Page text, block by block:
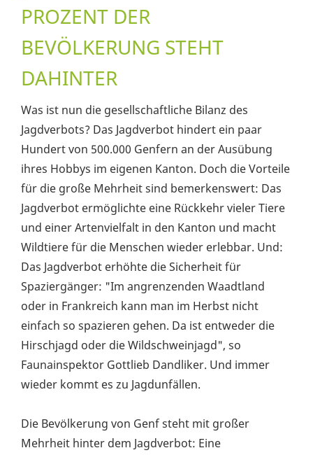
PROZENT DER
BEVÖLKERUNG STEHT
DAHINTER
Was ist nun die gesellschaftliche Bilanz des
Jagdverbots? Das Jagdverbot hindert ein paar
Hundert von 500.000 Genfern an der Ausübung
ihres Hobbys im eigenen Kanton. Doch die Vorteile
für die große Mehrheit sind bemerkenswert: Das
Jagdverbot ermöglichte eine Rückkehr vieler Tiere
und einer Artenvielfalt in den Kanton und macht
Wildtiere für die Menschen wieder erlebbar. Und:
Das Jagdverbot erhöhte die Sicherheit für
Spaziergänger: "Im angrenzenden Waadtland
oder in Frankreich kann man im Herbst nicht
einfach so spazieren gehen. Da ist entweder die
Hirschjagd oder die Wildschweinjagd", so
Faunainspektor Gottlieb Dandliker. Und immer
wieder kommt es zu Jagdunfällen.
Die Bevölkerung von Genf steht mit großer
Mehrheit hinter dem Jagdverbot: Eine